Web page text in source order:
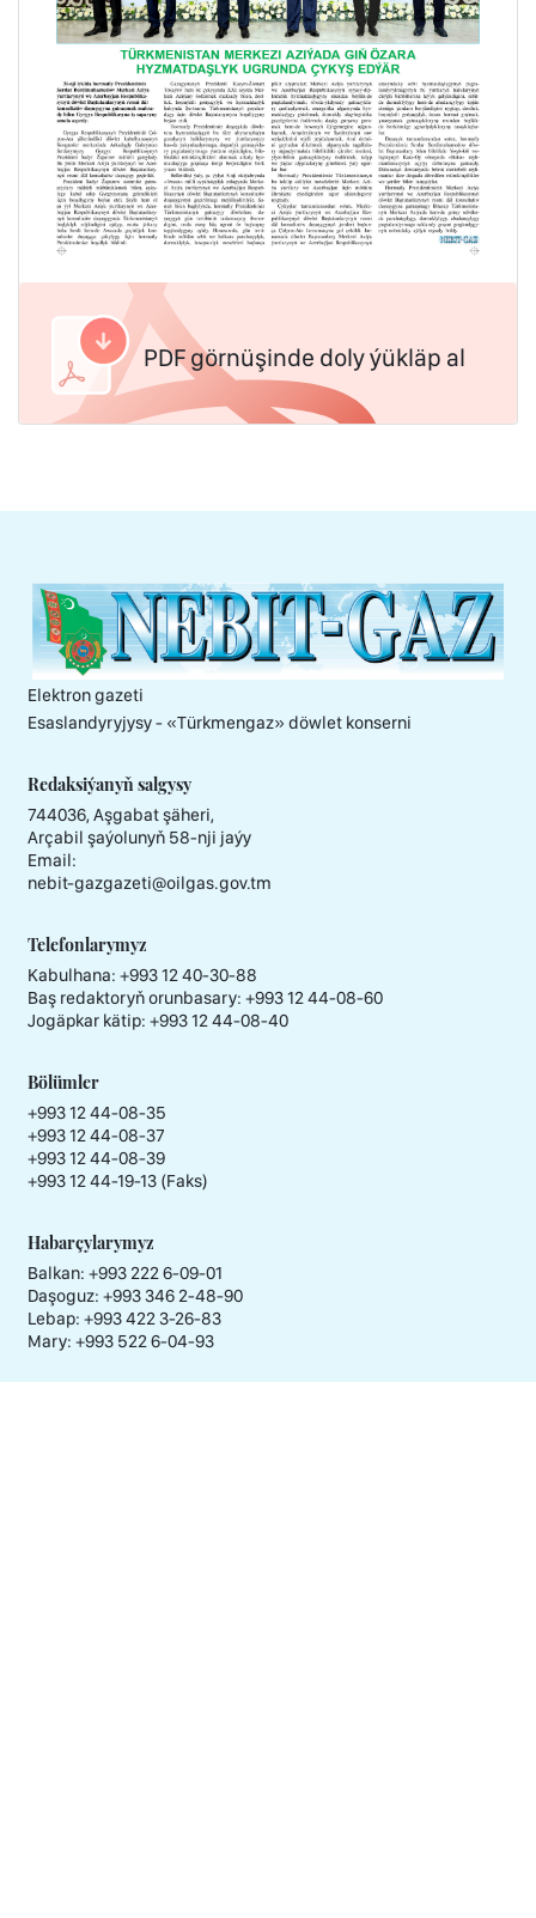
PDF görnüşinde doly ýükläp al
Elektron gazeti
Esaslandyryjysy - «Тürkmengaz» döwlet konserni
Redaksiýanyň salgysy
744036, Aşgabat şäheri,
Arçabil şaýolunyň 58-nji jaýy
Email:
nebit-gazgazeti@oilgas.gov.tm
Telefonlarymyz
Kabulhana: +993 12 40-30-88
Baş redaktoryň orunbasary: +993 12 44-08-60
Jogäpkar kätip: +993 12 44-08-40
Bölümler
+993 12 44-08-35
+993 12 44-08-37
+993 12 44-08-39
+993 12 44-19-13 (Faks)
Habarçylarymyz
Balkan: +993 222 6-09-01
Daşoguz: +993 346 2-48-90
Lebap: +993 422 3-26-83
Mary: +993 522 6-04-93